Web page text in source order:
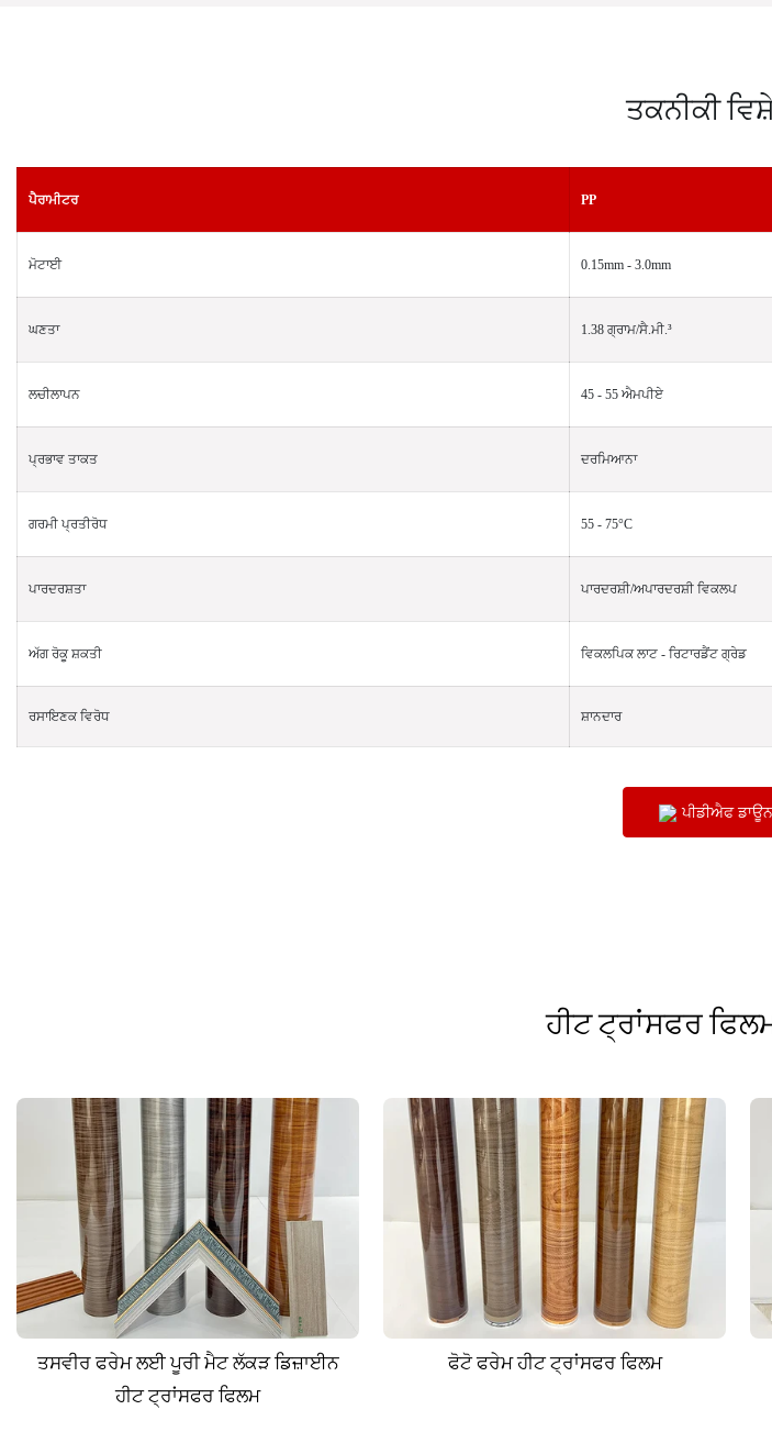
ਤਕਨੀਕੀ
ਪੈਰਾਮੀਟਰ PP
ਮੋਟਾਈ 0.15mm - 3.0mm
ਘਣਤਾ 1.38 ਗ੍ਰਾਮ/ਸੈ.ਮੀ.³
ਲਚੀਲਾਪਨ 45 - 55 ਐਮਪੀਏ
ਪ੍ਰਭਾਵ ਤਾਕਤ ਦਰਮਿਆਨਾ
ਗਰਮੀ ਪ੍ਰਤੀਰੋਧ 55 - 75°C
ਪਾਰਦਰਸ਼ਤਾ ਪਾਰਦਰਸ਼ੀ/ਅਪਾਰਦਰਸ਼ੀ ਵਿਕਲਪ
ਅੱਗ ਰੋਕੂ ਸ਼ਕਤੀ ਵਿਕਲਪਿਕ ਲਾਟ - ਰਿਟਾਰਡੈਂਟ ਗ੍ਰੇਡ
ਰਸਾਇਣਕ ਵਿਰੋਧ ਸ਼ਾਨਦਾਰ
ਪੀਡੀਐਫ
ਹੀਟ ਟ੍ਰਾਂਸਫਰ
ਤਸਵੀਰ ਫਰੇਮ ਲਈ ਪੂਰੀ ਮੈਟ ਲੱਕੜ ਡਿਜ਼ਾਈਨ
ਹੀਟ ਟ੍ਰਾਂਸਫਰ ਫਿਲਮ
ਫੋਟੋ ਫਰੇਮ ਹੀਟ ਟ੍ਰਾਂਸਫਰ ਫਿਲਮ